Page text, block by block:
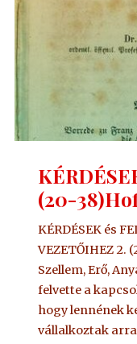
(20-
KÉRDÉSEK és
VEZETŐIHEZ 2.
Szellem, Erő,
felvette a
hogy lennének
vállalkoztak